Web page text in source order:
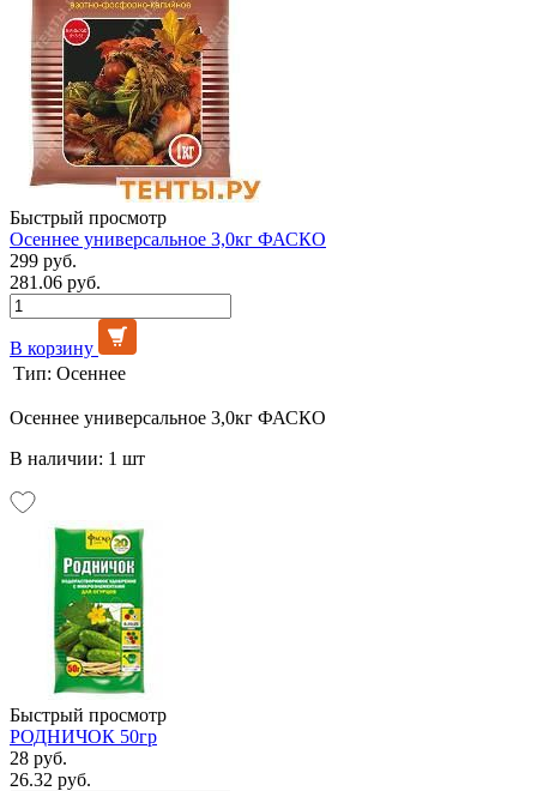
Быстрый просмотр
Осеннее универсальное 3,0кг ФАСКО
299 руб.
281.06 руб.
В корзину
Тип: Осеннее
Осеннее универсальное 3,0кг ФАСКО
В наличии: 1 шт
Быстрый просмотр
РОДНИЧОК 50гр
28 руб.
26.32 руб.